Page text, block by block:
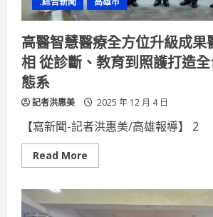
與
技
能
國
手
跨
世
榮
高醫智慧醫療全方位升級成果
相 從診斷、教育到照護打造
態系
記者洪惠美 2025 年 12 月 4 日
【寫新聞-記者洪惠美/高雄報導】 2
Read More
more
智